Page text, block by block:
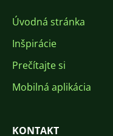
Úvodná stránka
Inšpirácie
Prečítajte si
Mobilná aplikácia
KONTAKT